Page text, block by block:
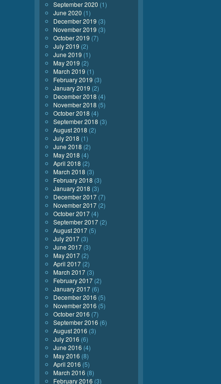
September 2020 (1)
June 2020 (1)
December 2019 (3)
November 2019 (3)
October 2019 (7)
July 2019 (2)
June 2019 (1)
May 2019 (2)
March 2019 (1)
February 2019 (3)
January 2019 (2)
December 2018 (4)
November 2018 (5)
October 2018 (4)
September 2018 (3)
August 2018 (2)
July 2018 (1)
June 2018 (2)
May 2018 (4)
April 2018 (2)
March 2018 (3)
February 2018 (3)
January 2018 (3)
December 2017 (7)
November 2017 (2)
October 2017 (4)
September 2017 (2)
August 2017 (5)
July 2017 (3)
June 2017 (3)
May 2017 (2)
April 2017 (2)
March 2017 (3)
February 2017 (2)
January 2017 (6)
December 2016 (5)
November 2016 (5)
October 2016 (7)
September 2016 (6)
August 2016 (3)
July 2016 (6)
June 2016 (4)
May 2016 (8)
April 2016 (5)
March 2016 (8)
February 2016 (3)